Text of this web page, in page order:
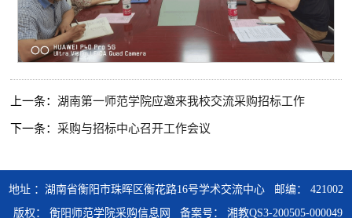
上一条：湖南第一师范学院应邀来我校交流采购招标工作
下一条：采购与招标中心召开工作会议
地址 ：湖南省衡阳市珠晖区衡花路16号学术交流中心 邮编： 421002
版权： 衡阳师范学院采购信息网
备案号： 湘教QS3-200505-000049